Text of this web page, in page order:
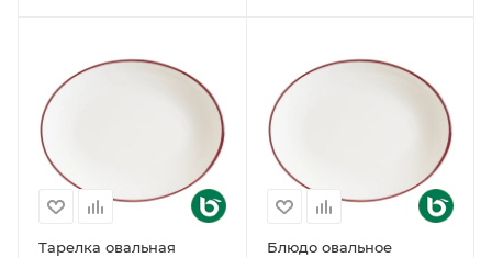
Тарелка овальная
Блюдо овальное